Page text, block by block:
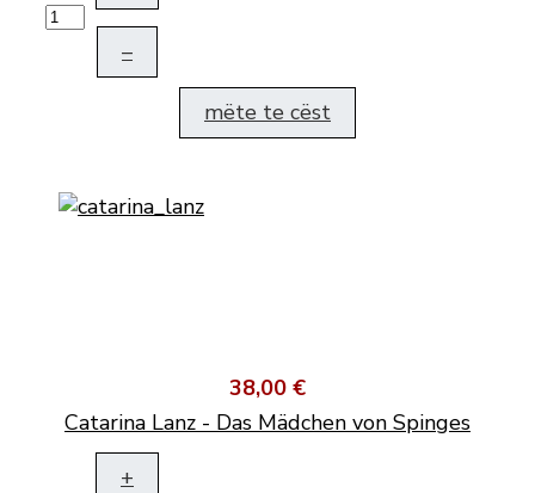
–
mëte te cëst
38,00 €
Catarina Lanz - Das Mädchen von Spinges
+